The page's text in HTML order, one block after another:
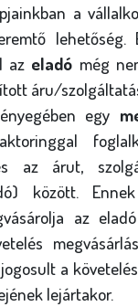
a
lehetőség.
az eladó még
áru/
egy
az árut,
között.
az
a
lejártakor.